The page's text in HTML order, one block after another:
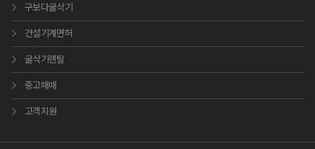
구보다굴삭기
건설기계면허
굴삭기렌탈
중고매매
고객지원